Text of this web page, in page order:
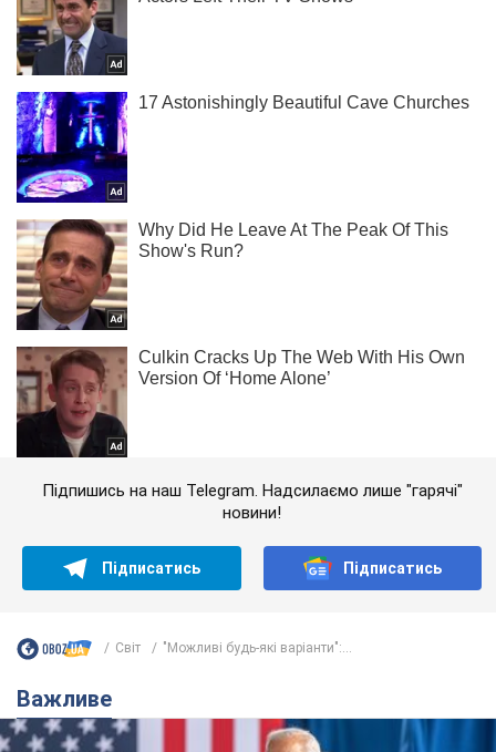
Підпишись на наш Telegram. Надсилаємо лише "гарячі"
новини!
Підписатись Підписатись
Світ "Можливі будь-які варіанти":...
Важливе